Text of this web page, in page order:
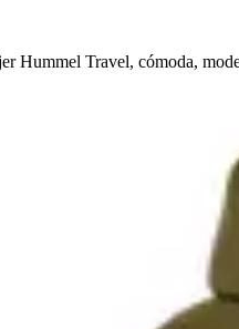
Hummel Travel, cómoda,